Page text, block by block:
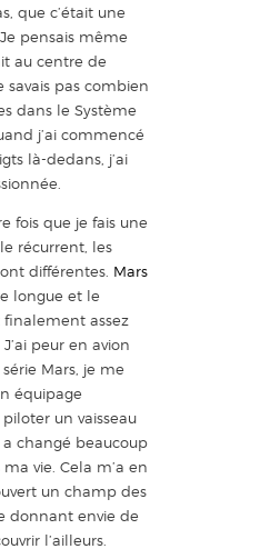
que c’était une
pensais même
au centre de
savais pas combien
dans le Système
j’ai commencé
là-dedans, j’ai
fois que je fais une
récurrent, les
différentes. Mars
longue et le
finalement assez
peur en avion
Mars, je me
équipage
un vaisseau
changé beaucoup
vie. Cela m’a en
un champ des
donnant envie de
l’ailleurs.